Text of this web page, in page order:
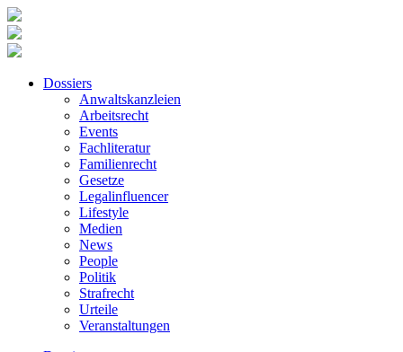
Dossiers
Anwaltskanzleien
Arbeitsrecht
Events
Fachliteratur
Familienrecht
Gesetze
Legalinfluencer
Lifestyle
Medien
News
People
Politik
Strafrecht
Urteile
Veranstaltungen